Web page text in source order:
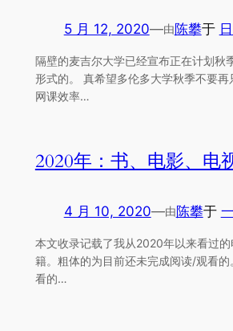
5 月 12, 2020—由陈攀于
隔壁的麦吉尔大学已经宣布正在计划秋
形式的。 真希望多伦多大学秋季不要再
网课效率…
2020年：书、电影、电
4 月 10, 2020—由陈攀于
本文收录记载了我从2020年以来看过
籍。粗体的为目前还未完成阅读/观看
看的…